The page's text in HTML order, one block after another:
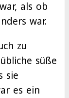
als ob
war.
zu
süße
sie
es ein